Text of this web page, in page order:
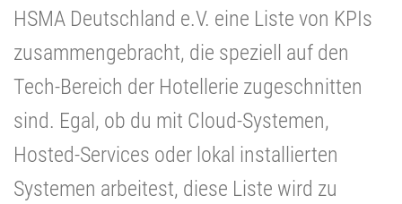
HSMA Deutschland e.V. eine Liste von KPIs
zusammengebracht, die speziell auf den
Tech-Bereich der Hotellerie zugeschnitten
sind. Egal, ob du mit Cloud-Systemen,
Hosted-Services oder lokal installierten
Systemen arbeitest, diese Liste wird zu